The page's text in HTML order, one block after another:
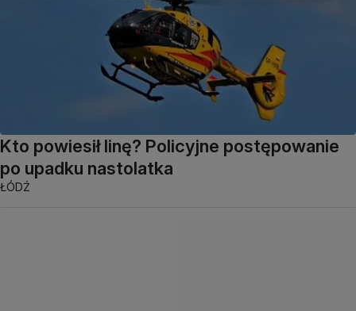
Kto powiesił linę? Policyjne postępowanie
po upadku nastolatka
ŁÓDŹ